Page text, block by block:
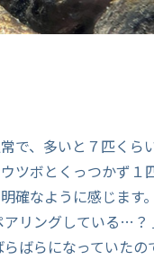
で、多いと７匹くら
ツボとくっつかず１
確なように感じます。
リングしている…？
ばらになっていたの